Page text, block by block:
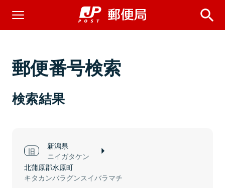
郵便番号検索
検索結果
新潟県
ニイガタケン
北蒲原郡水原町
キタカンバラグンスイバラマチ